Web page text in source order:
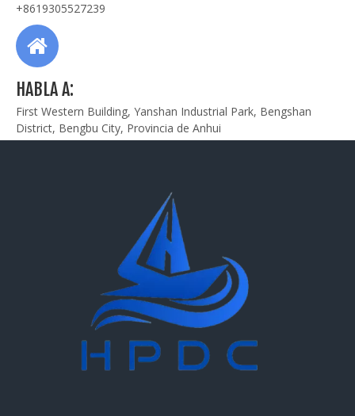
+8619305527239
HABLA A:
First Western Building, Yanshan Industrial Park, Bengshan
District, Bengbu City, Provincia de Anhui